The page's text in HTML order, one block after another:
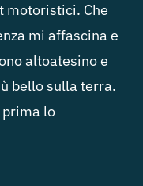
motoristici. Che
mi affascina e
altoatesino e
bello sulla terra.
lo